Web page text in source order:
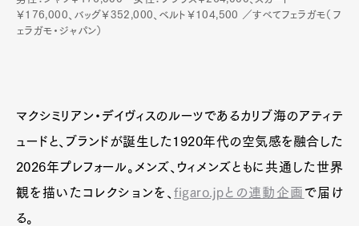
￥176,000、バッグ￥352,000、ベルト￥104,500 ／すべてフェラガモ（フ
ェラガモ・ジャパン）
マクシミリアン・デイヴィスのルーツであるカリブ海のアティテ
ュードと、ブランドが誕生した1920年代の空気感を融合した
2026年プレフォール。メンズ、ウィメンズともに共通した世界
観を描いたコレクションを、figaro.jpとの連動企画 で届け
る。